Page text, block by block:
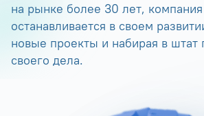
на рынке более 30 лет,
останавливается в своем
новые проекты и набирая в штат
своего дела.